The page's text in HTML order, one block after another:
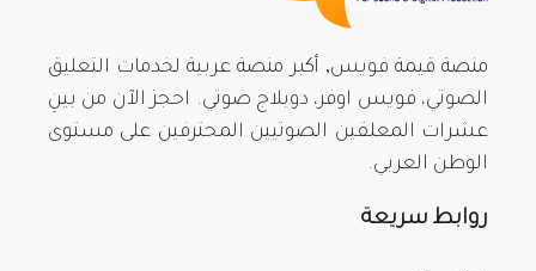
منصة قيمة فويس, أكبر منصة عربية لخدمات التعليق
الصوتي، فويس اوفر، دوبلاج صوتي. احجز الآن من بينِ
عشرات المعلقين الصوتيين المحترفين على مستوى
الوطن العربي.
روابط سريعة